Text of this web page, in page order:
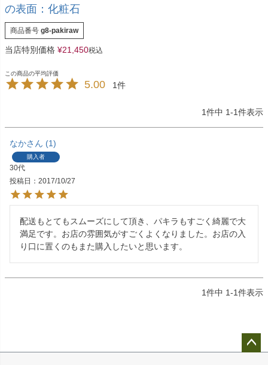
の表面：化粧石
商品番号 g8-pakiraw
当店特別価格 ¥21,450税込
5.00 1
1件中 1-1件表示
なか 1
購入者
30代
投稿日
2017/10/27
配送もとてもスムーズにして頂き、パキラもすごく綺麗で大
満足です。お店の雰囲気がすごくよくなりました。お店の入
り口に置くのもまた購入したいと思います。
1件中 1-1件表示